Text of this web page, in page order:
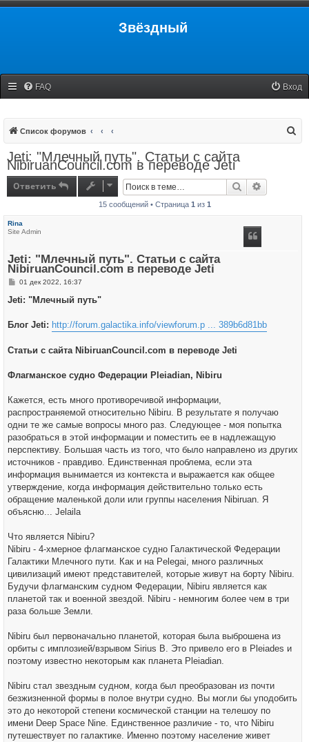
Звёздный
FAQ Вход
Список форумов
Jeti: "Млечный путь". Статьи с сайта
NibiruanCouncil.com в переводе Jeti
Ответить Поиск
15 сообщений • Страница 1 из 1
Rina
Site Admin
Jeti: "Млечный путь". Статьи с сайта
NibiruanCouncil.com в переводе Jeti
С
о
е
е
01 дек 2022, 16:37
Jeti: "Млечный путь"
Блог Jeti: http://forum.galactika.info/viewforum.p ... 389b6d81bb
Статьи с сайта NibiruanCouncil.com в переводе Jeti
Флагманское судно Федерации Pleiadian, Nibiru
Кажется, есть много противоречивой информации,
распространяемой относительно Nibiru. В результате я получаю
одни те же самые вопросы много раз. Следующее - моя попытка
разобраться в этой информации и поместить ее в надлежащую
перспективу. Большая часть из того, что было направлено из других
источников - правдиво. Единственная проблема, если эта
информация вынимается из контекста и выражается как общее
утверждение, когда информация действительно только есть
обращение маленькой доли или группы населения Nibiruan. Я
объясню... Jelaila
Что является Nibiru?
Nibiru - 4-хмерное флагманское судно Галактической Федерации
Галактики Млечного пути. Как и на Pelegai, много различных
цивилизаций имеют представителей, которые живут на борту Nibiru.
Будучи флагманским судном Федерации, Nibiru является как
планетой так и военной звездой. Nibiru - немногим более чем в три
раза больше Земли.
Nibiru был первоначально планетой, которая была выброшена из
орбиты с имплозией/взрывом Sirius B. Это привело его в Pleiades и
поэтому известно некоторым как планета Pleiadian.
Nibiru стал звездным судном, когда был преобразован из почти
безжизненной формы в полое внутри судно. Вы могли бы уподобить
это до некоторой степени космической станции на телешоу по
имени Deep Space Nine. Единственное различие - то, что Nibiru
путешествует по галактике. Именно поэтому население живет